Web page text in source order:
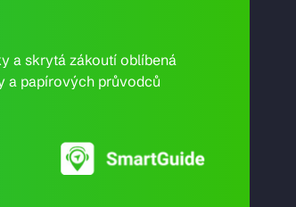
a skrytá zákoutí oblíbená
a papírových průvodců